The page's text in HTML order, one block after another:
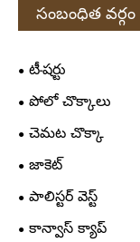
సంబంధిత వర్గం
టీ-షర్టు
పోలో చొక్కాలు
చెమట చొక్కా
జాకెట్
పాలిస్టర్ వెస్ట్
కాన్వాస్ క్యాప్